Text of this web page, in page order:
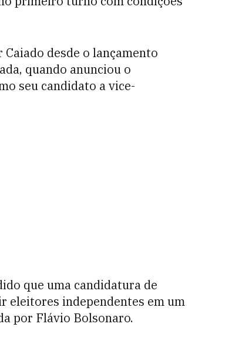
desde o lançamento
quando anunciou o
seu candidato a vice-
que uma candidatura de
eleitores independentes em um
por Flávio Bolsonaro.